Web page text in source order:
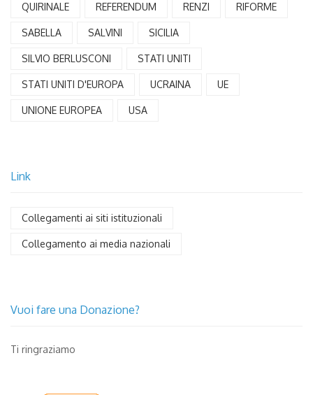
QUIRINALE REFERENDUM RENZI RIFORME
SABELLA SALVINI SICILIA
SILVIO BERLUSCONI STATI UNITI
STATI UNITI D'EUROPA UCRAINA UE
UNIONE EUROPEA USA
Link
Collegamenti ai siti istituzionali
Collegamento ai media nazionali
Vuoi fare una Donazione?
Ti ringraziamo